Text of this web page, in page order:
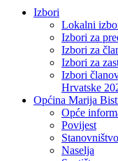
Izbori
Lokalni
Izbori za
Izbori za
Izbori za
Izbori
Hrvatske
Općina Marija
Opće
Povijest
Stanovništvo
Naselja